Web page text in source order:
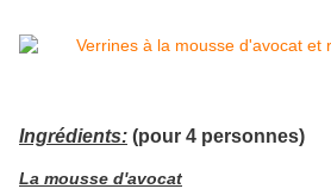
Ingrédients: (pour 4 personnes)
La mousse d'avocat